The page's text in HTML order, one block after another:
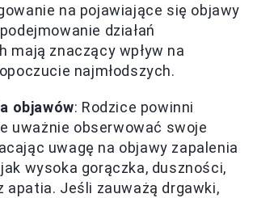
na pojawiające się objawy
działań
mają znaczący wpływ na
najmłodszych.
objawów: Rodzice powinni
uważnie obserwować swoje
uwagę na objawy zapalenia
wysoka gorączka, duszności,
apatia. Jeśli zauważą drgawki,